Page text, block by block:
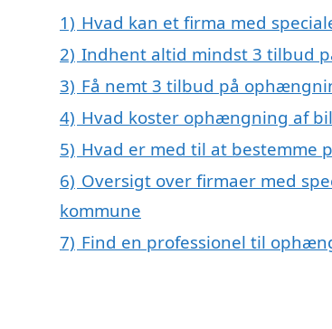
1) Hvad kan et firma med
2) Indhent altid mindst 3 tilbud
3) Få nemt 3 tilbud på
4) Hvad koster ophængning af
5) Hvad er med til at bestemme
6) Oversigt over firmaer med
kommune
7) Find en professionel til